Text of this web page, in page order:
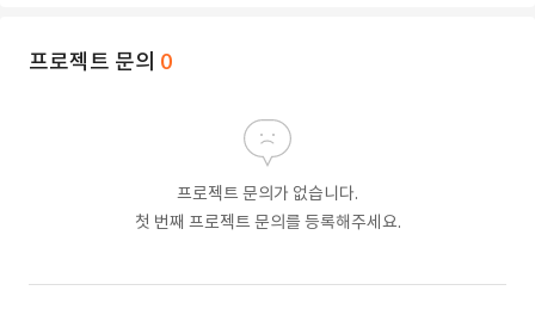
프로젝트 문의 0
프로젝트 문의가 없습니다.
첫 번째 프로젝트 문의를 등록해주세요.